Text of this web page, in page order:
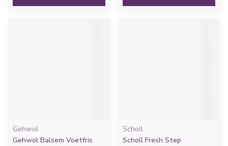
Gehwol
Gehwol Balsem Voetfris
Scholl
Scholl Fresh Step